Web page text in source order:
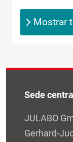
Mostrar
Sede central
JULABO
Gerhard-